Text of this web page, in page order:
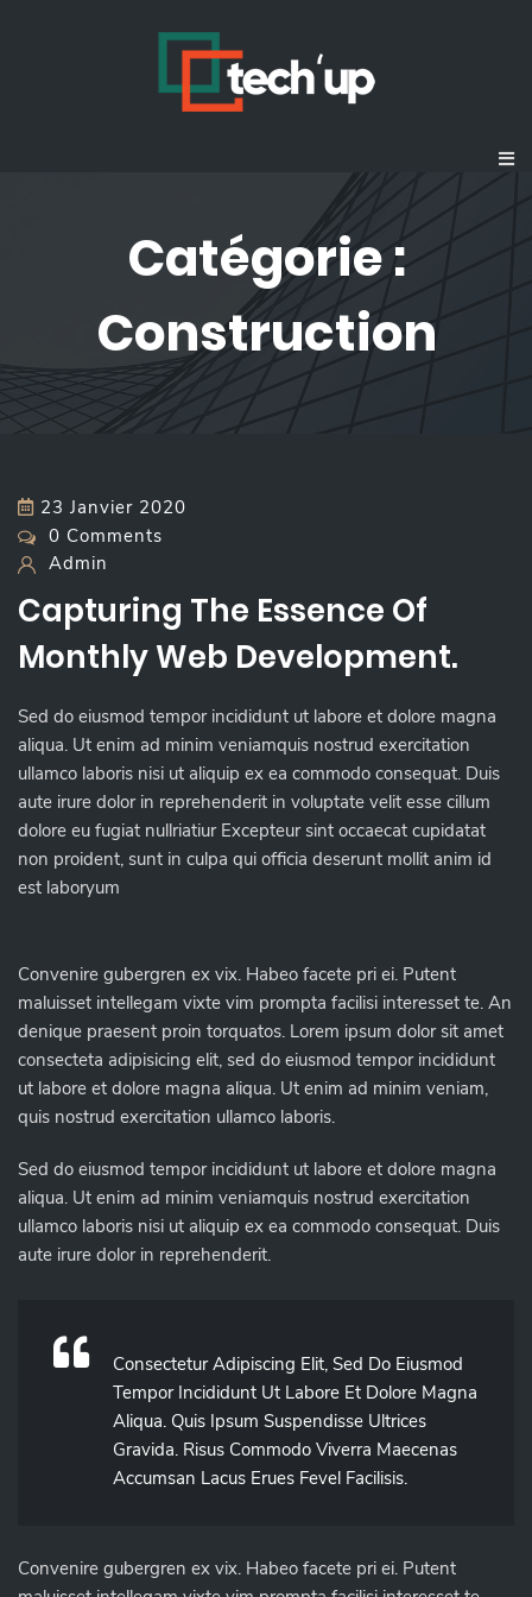
Catégorie :
Construction
23 Janvier 2020
0 Comments
Admin
Capturing The Essence Of
Monthly Web Development.
Sed do eiusmod tempor incididunt ut labore et dolore magna
aliqua. Ut enim ad minim veniamquis nostrud exercitation
ullamco laboris nisi ut aliquip ex ea commodo consequat. Duis
aute irure dolor in reprehenderit in voluptate velit esse cillum
dolore eu fugiat nullriatiur Excepteur sint occaecat cupidatat
non proident, sunt in culpa qui officia deserunt mollit anim id
est laboryum
Convenire gubergren ex vix. Habeo facete pri ei. Putent
maluisset intellegam vixte vim prompta facilisi interesset te. An
denique praesent proin torquatos. Lorem ipsum dolor sit amet
consecteta adipisicing elit, sed do eiusmod tempor incididunt
ut labore et dolore magna aliqua. Ut enim ad minim veniam,
quis nostrud exercitation ullamco laboris.
Sed do eiusmod tempor incididunt ut labore et dolore magna
aliqua. Ut enim ad minim veniamquis nostrud exercitation
ullamco laboris nisi ut aliquip ex ea commodo consequat. Duis
aute irure dolor in reprehenderit.
Consectetur Adipiscing Elit, Sed Do Eiusmod
Tempor Incididunt Ut Labore Et Dolore Magna
Aliqua. Quis Ipsum Suspendisse Ultrices
Gravida. Risus Commodo Viverra Maecenas
Accumsan Lacus Erues Fevel Facilisis.
Convenire gubergren ex vix. Habeo facete pri ei. Putent